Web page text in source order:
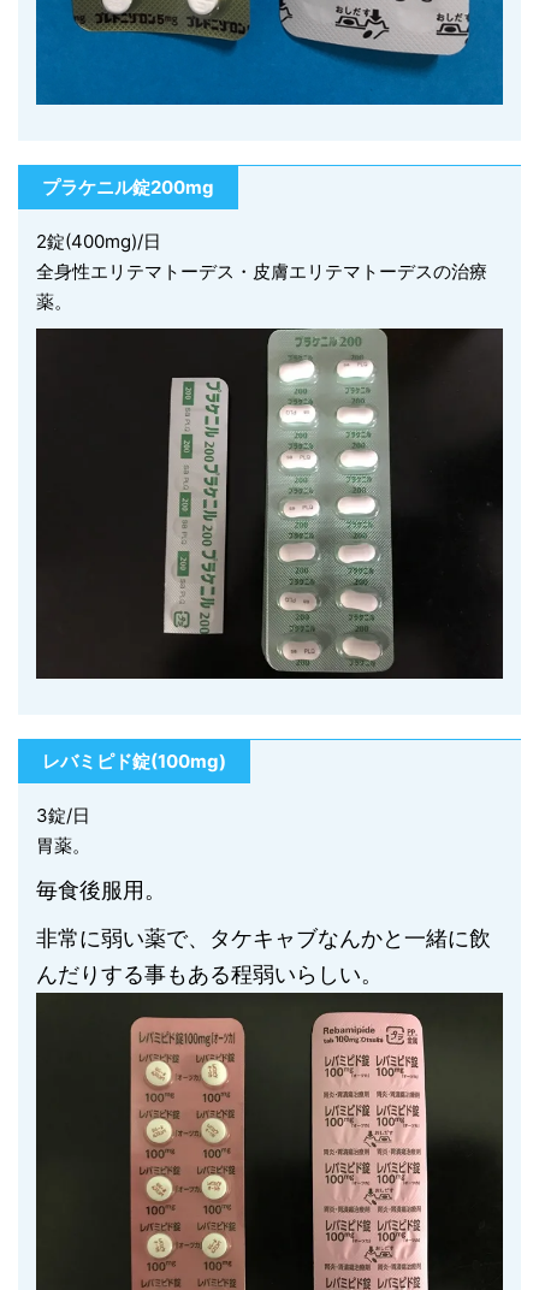
プラケニル錠200mg
2錠(400mg)/日
全身性エリテマトーデス・皮膚エリテマトーデスの治療
薬。
レバミピド錠(100mg)
3錠/日
胃薬。
毎食後服用。
非常に弱い薬で、タケキャブなんかと一緒に飲
んだりする事もある程弱いらしい。